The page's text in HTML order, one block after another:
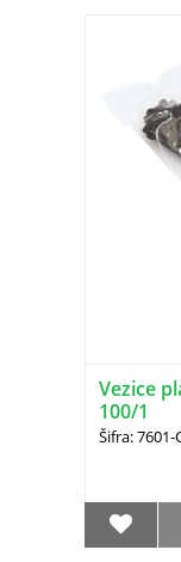
Vezice
100/1
Šifra: 7601-